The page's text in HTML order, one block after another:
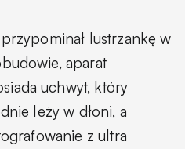
lustrzankę w
aparat
uchwyt, który
leży w dłoni, a
z ultra